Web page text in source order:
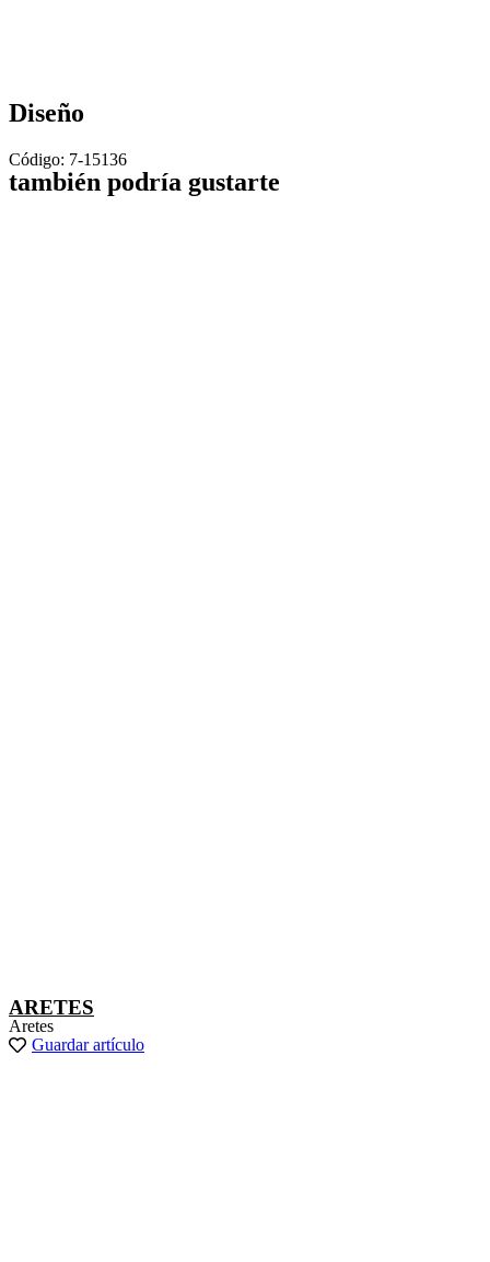
Diseño
Código: 7-15136
también podría gustarte
ARETES
Aretes
Guardar artículo